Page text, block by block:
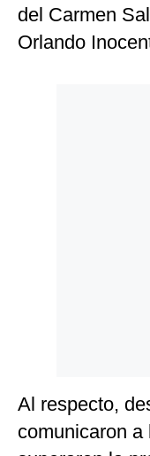
del Carmen
Orlando
Al respecto,
comunicaron